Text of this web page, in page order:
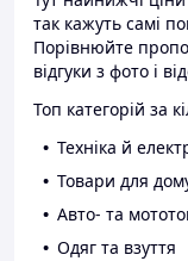
так кажуть самі
Порівнюйте
відгуки з фото і
Топ категорій за
Техніка й
Товари для
Авто- та
Одяг та взуття